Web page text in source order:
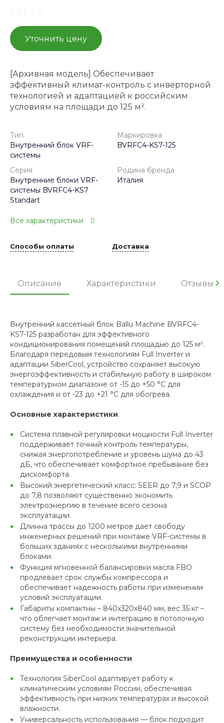
Уточнить цену
[Архивная модель] Обеспечивает
эффективный климат-контроль с инверторной
технологией и адаптацией к российским
условиям на площади до 125 м².
Тип
Внутренний блок VRF-
системы
Маркировка
BVRFC4-KS7-125
Серия
Внутренние блоки VRF-
системы BVRFC4-KS7
Standart
Родина бренда
Италия
Все характеристики
Способы оплаты Доставка
Описание Характеристики Отзывы
Внутренний кассетный блок Ballu Machine BVRFC4-
KS7-125 разработан для эффективного
кондиционирования помещений площадью до 125 м².
Благодаря передовым технологиям Full Inverter и
адаптации SiberCool, устройство сохраняет высокую
энергоэффективность и стабильную работу в широком
температурном диапазоне от -15 до +50 °C для
охлаждения и от -23 до +21 °C для обогрева.
Основные характеристики
Система плавной регулировки мощности Full Inverter
поддерживает точный контроль температуры,
снижая энергопотребление и уровень шума до 43
дБ, что обеспечивает комфортное пребывание без
дискомфорта.
Высокий энергетический класс: SEER до 7,9 и SCOP
до 7,8 позволяют существенно экономить
электроэнергию в течение всего сезона
эксплуатации.
Длинна трассы до 1200 метров дает свободу
инженерных решений при монтаже VRF-системы в
больших зданиях с несколькими внутренними
блоками.
Функция мгновенной балансировки масла FBO
продлевает срок службы компрессора и
обеспечивает надежность работы при изменении
условий эксплуатации.
Габариты компактны – 840х320х840 мм, вес 35 кг –
что облегчает монтаж и интеграцию в потолочную
систему без необходимости значительной
реконструкции интерьера.
Преимущества и особенности
Технология SiberCool адаптирует работу к
климатическим условиям России, обеспечивая
эффективность при низких температурах и высокой
влажности.
Универсальность использования — блок подходит